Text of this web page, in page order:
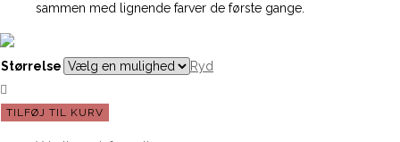
sammen med lignende farver de første gange.
Størrelse Ryd
CARE
TILFØJ TIL KURV